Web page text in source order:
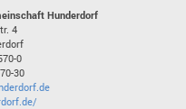
Hunderdorf
4
0
30